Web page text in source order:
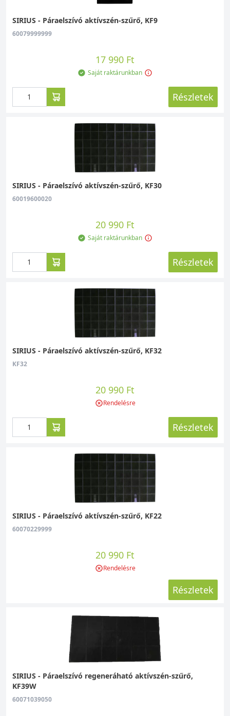
SIRIUS - Páraelszívó aktívszén-szűrő, KF9
60079999999
17 990 Ft
Saját raktárunkban
Részletek
SIRIUS - Páraelszívó aktívszén-szűrő, KF30
60019600020
20 990 Ft
Saját raktárunkban
Részletek
SIRIUS - Páraelszívó aktívszén-szűrő, KF32
KF32
20 990 Ft
Rendelésre
Részletek
SIRIUS - Páraelszívó aktívszén-szűrő, KF22
60070229999
20 990 Ft
Rendelésre
Részletek
SIRIUS - Páraelszívó regeneráható aktívszén-szűrő,
KF39W
60071039050